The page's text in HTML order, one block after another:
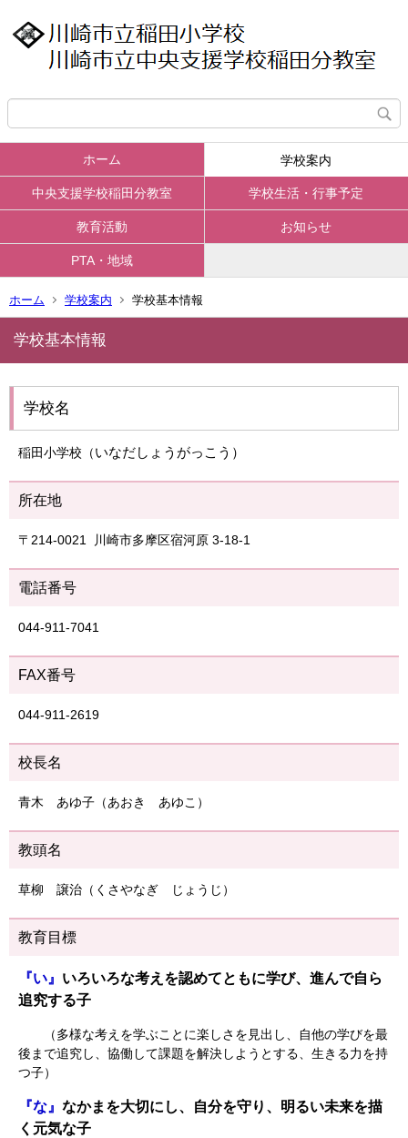
ホーム 学校案内
中央支援学校稲田分教室 学校生活・行事予定
教育活動 お知らせ
PTA・地域
ホーム 学校案内 学校基本情報
学校基本情報
学校名
稲田小学校（いなだしょうがっこう）
所在地
〒214-0021 川崎市多摩区宿河原 3-18-1
電話番号
044-911-7041
FAX番号
044-911-2619
校長名
青木 あゆ子（あおき あゆこ）
教頭名
草柳 譲治（くさやなぎ じょうじ）
教育目標
『い』 いろいろな考えを認めてともに学び、進んで自ら
追究する子
（多様な考えを学ぶことに楽しさを見出し、自他の学びを最
後まで追究し、協働して課題を解決しようとする、生きる力を持
つ子）
『な』 なかまを大切にし、自分を守り、明るい未来を描
く元気な子